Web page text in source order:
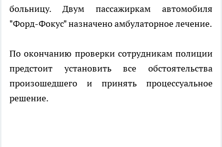
больницу. Двум пассажиркам автомобиля
"Форд-Фокус" назначено амбулаторное лечение.
По окончанию проверки сотрудникам полиции
предстоит установить все обстоятельства
произошедшего и принять процессуальное
решение.